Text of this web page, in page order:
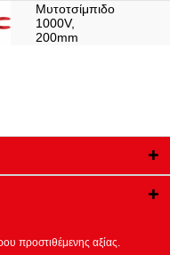
Μυτοτσίμπιδο
1000V,
200mm
προστιθέμενης αξίας.